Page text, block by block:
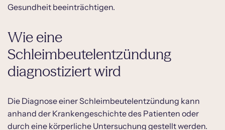
Gesundheit beeinträchtigen.
Wie eine
Schleimbeutelentzündung
diagnostiziert wird
Die Diagnose einer Schleimbeutelentzündung kann
anhand der Krankengeschichte des Patienten oder
durch eine körperliche Untersuchung gestellt werden.